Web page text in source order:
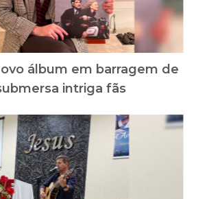
álbum em barragem de
intriga fãs